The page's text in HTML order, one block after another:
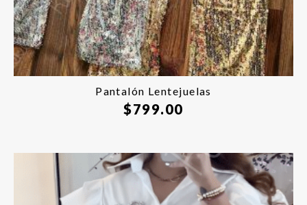
Pantalón Lentejuelas
$799.00